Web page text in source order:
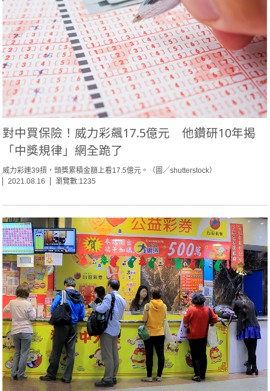
對中買保險！威力彩飆17.5億元 他鑽研10年揭
「中獎規律」網全跪了
威力彩連39摃，頭獎累積金額上看17.5億元。（圖／shutterstock）
2021.08.16
瀏覽數:1235